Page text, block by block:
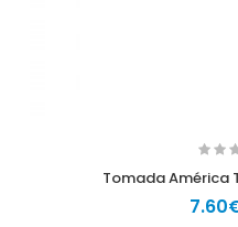
Tomada América